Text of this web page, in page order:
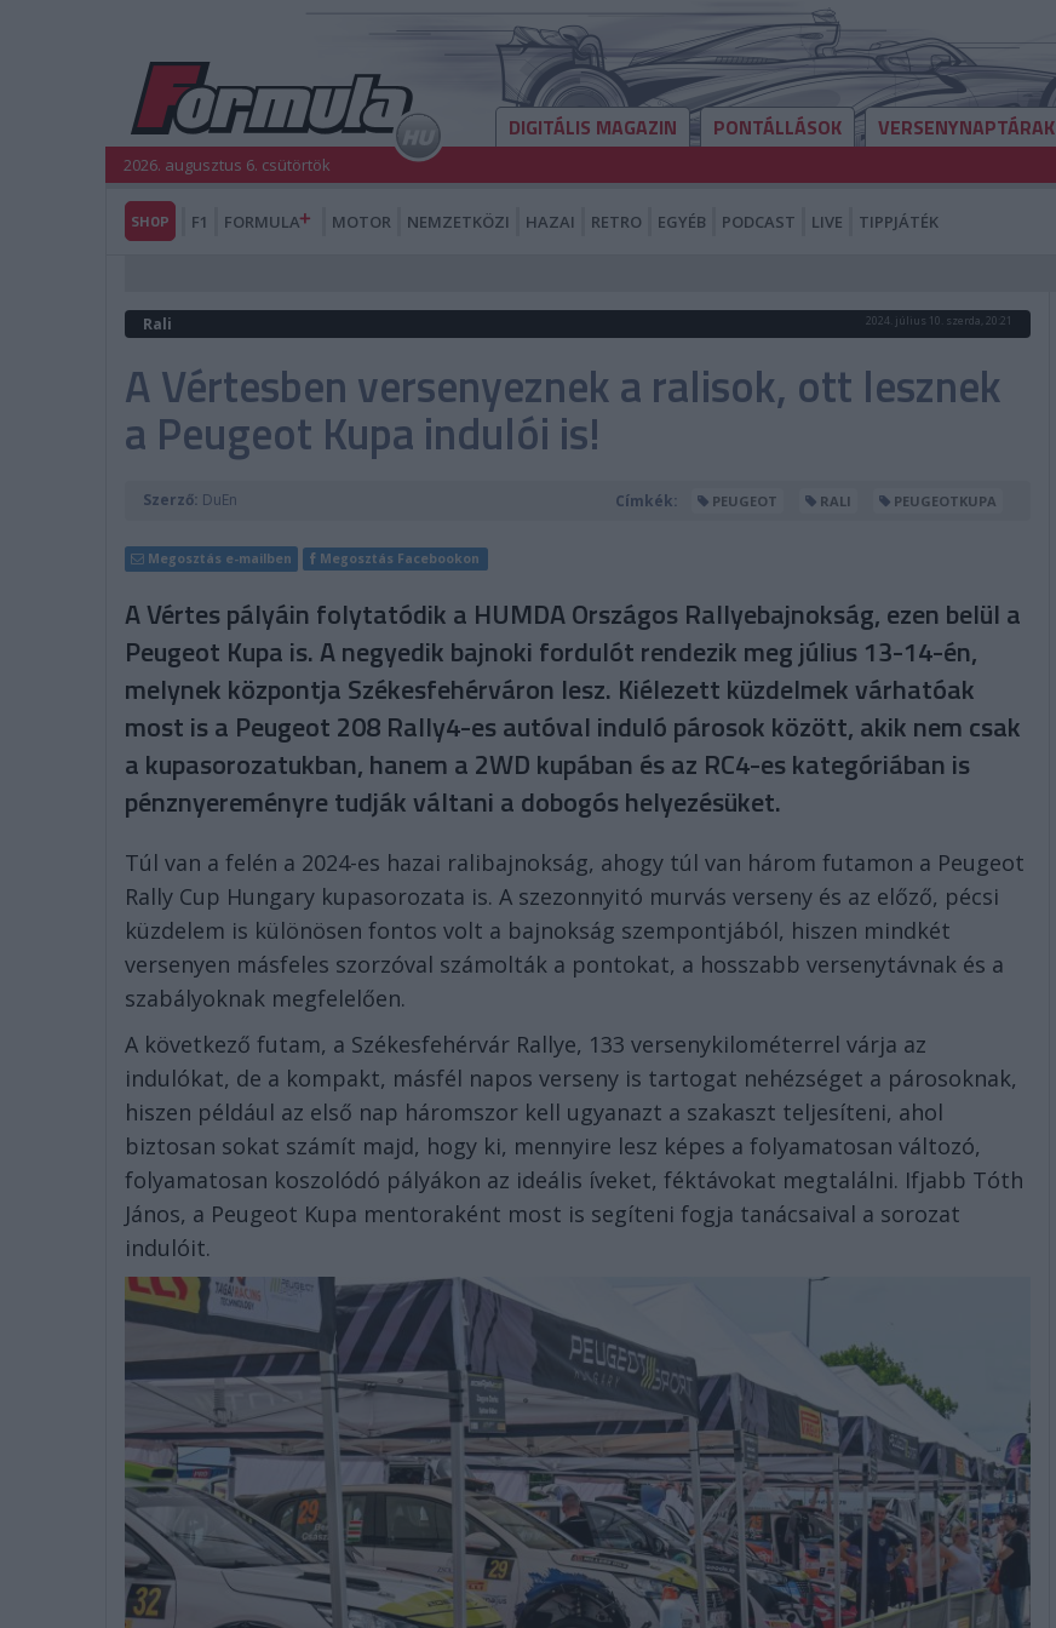
DIGITÁLIS MAGAZIN PONTÁLLÁSOK VERSENYNAPTÁRAK
2026. augusztus 6. csütörtök
SHOP F1 FORMULA MOTOR NEMZETKÖZI HAZAI RETRO EGYÉB PODCAST LIVE TIPPJÁTÉK
Rali 2024. július 10. szerda, 20:21
A Vértesben versenyeznek a ralisok, ott lesznek
a Peugeot Kupa indulói is!
Szerző: DuEn Címkék: PEUGEOT RALI PEUGEOTKUPA
Megosztás e-mailben Megosztás Facebookon
A Vértes pályáin folytatódik a HUMDA Országos Rallyebajnokság, ezen belül a
Peugeot Kupa is. A negyedik bajnoki fordulót rendezik meg július 13-14-én,
melynek központja Székesfehérváron lesz. Kiélezett küzdelmek várhatóak
most is a Peugeot 208 Rally4-es autóval induló párosok között, akik nem csak
a kupasorozatukban, hanem a 2WD kupában és az RC4-es kategóriában is
pénznyereményre tudják váltani a dobogós helyezésüket.
Túl van a felén a 2024-es hazai ralibajnokság, ahogy túl van három futamon a Peugeot
Rally Cup Hungary kupasorozata is. A szezonnyitó murvás verseny és az előző, pécsi
küzdelem is különösen fontos volt a bajnokság szempontjából, hiszen mindkét
versenyen másfeles szorzóval számolták a pontokat, a hosszabb versenytávnak és a
szabályoknak megfelelően.
A következő futam, a Székesfehérvár Rallye, 133 versenykilométerrel várja az
indulókat, de a kompakt, másfél napos verseny is tartogat nehézséget a párosoknak,
hiszen például az első nap háromszor kell ugyanazt a szakaszt teljesíteni, ahol
biztosan sokat számít majd, hogy ki, mennyire lesz képes a folyamatosan változó,
folyamatosan koszolódó pályákon az ideális íveket, féktávokat megtalálni. Ifjabb Tóth
János, a Peugeot Kupa mentoraként most is segíteni fogja tanácsaival a sorozat
indulóit.